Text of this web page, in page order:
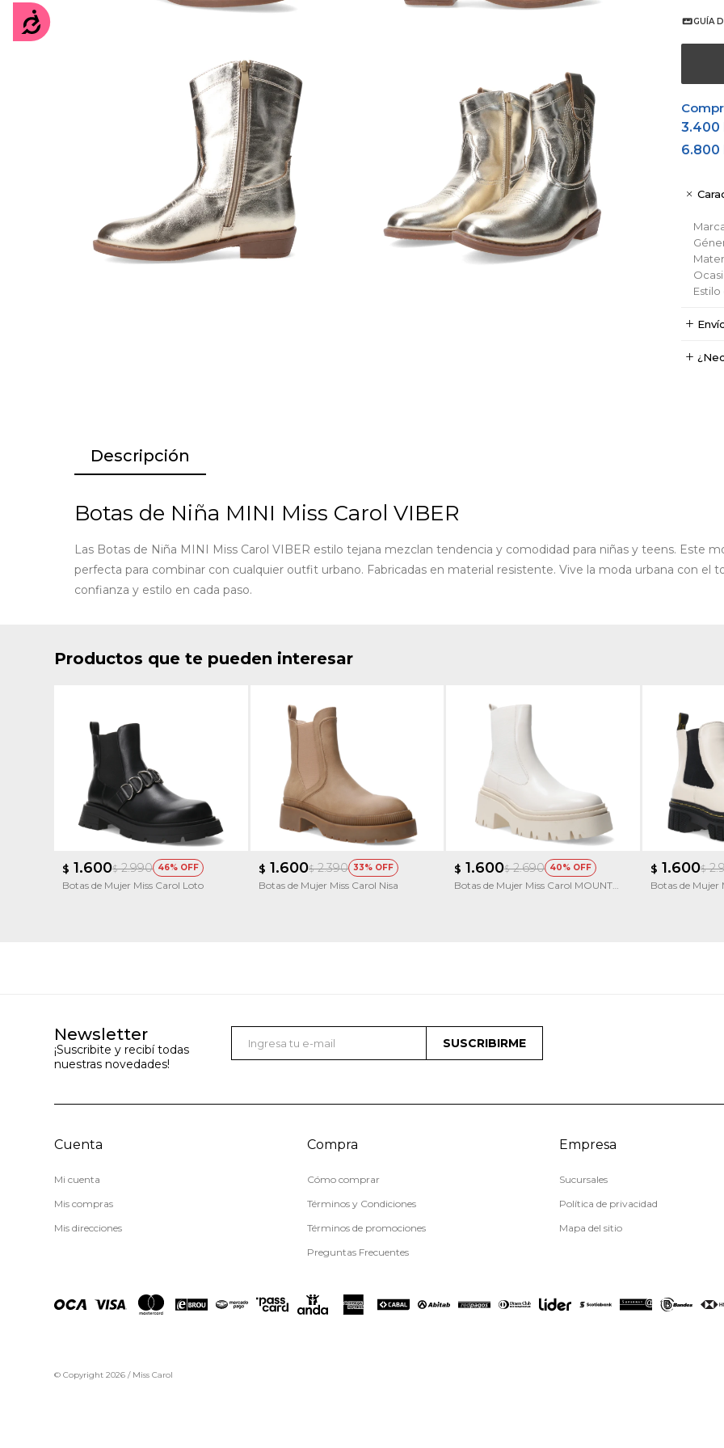
Accesibilidad
GUÍA
3.400
6.800
Descripción
Botas de Niña MINI Miss Carol VIBER
Las Botas de Niña MINI Miss Carol VIBER estilo tejana mezclan tendencia y comodidad para niñas y teens. Este
perfecta para combinar con cualquier outfit urbano. Fabricadas en material resistente. Vive la moda urbana con el
confianza y estilo en cada paso.
Productos que te pueden interesar
$ 1.600$ 2.990 46
Botas de Mujer Miss Carol Loto
$ 1.600$ 2.390 33
Botas de Mujer Miss Carol Nisa
$ 1.600$ 2.690 40
Botas de Mujer Miss Carol MOUNT
$ 1.600$
Botas de Mujer
Newsletter
¡Suscribite y recibí todas
nuestras novedades!
SUSCRIBIRME
Cuenta
Mi cuenta
Mis compras
Mis direcciones
Compra
Cómo comprar
Términos y Condiciones
Términos de promociones
Preguntas Frecuentes
Empresa
Sucursales
Política de privacidad
Mapa del sitio
© Copyright 2026 / Miss Carol